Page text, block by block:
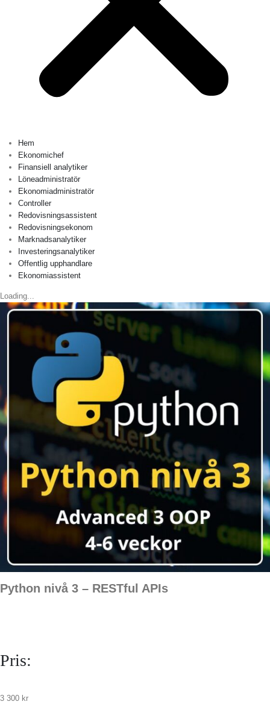
Hem
Ekonomichef
Finansiell analytiker
Löneadministratör
Ekonomiadministratör
Controller
Redovisningsassistent
Redovisningsekonom
Marknadsanalytiker
Investeringsanalytiker
Offentlig upphandlare
Ekonomiassistent
Loading...
Python nivå 3 – RESTful APIs
Pris:
3 300 kr